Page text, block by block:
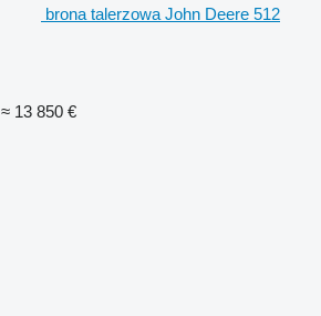
brona talerzowa John Deere 512
≈ 13 850 €